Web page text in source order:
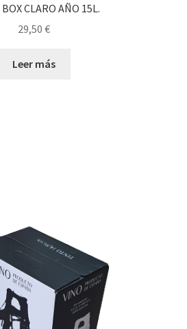
CLARO AÑO 15L.
29,50 €
Leer más